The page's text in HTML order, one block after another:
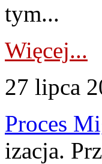
tym...
Więcej...
27 lipca
Proces
izacja.